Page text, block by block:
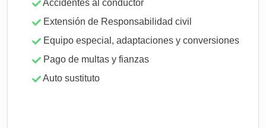
Accidentes al conductor
Extensión de Responsabilidad civil
Equipo especial, adaptaciones y conversiones
Pago de multas y fianzas
Auto sustituto